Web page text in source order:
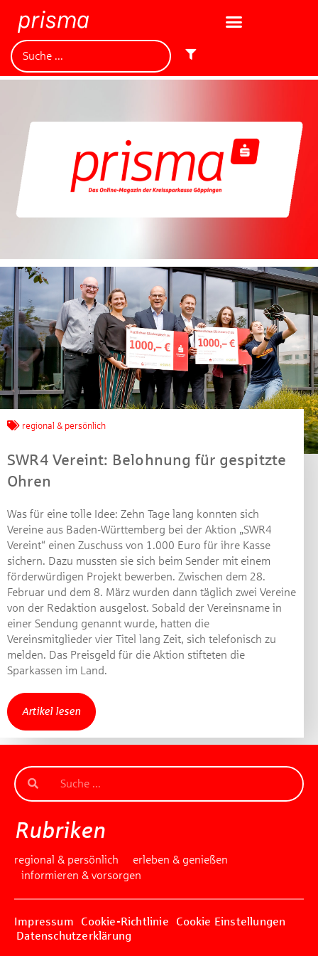
regional & persönlich
SWR4 Vereint: Belohnung für gespitzte
Ohren
Was für eine tolle Idee: Zehn Tage lang konnten sich
Vereine aus Baden-Württemberg bei der Aktion „SWR4
Vereint“ einen Zuschuss von 1.000 Euro für ihre Kasse
sichern. Dazu mussten sie sich beim Sender mit einem
förderwürdigen Projekt bewerben. Zwischen dem 28.
Februar und dem 8. März wurden dann täglich zwei Vereine
von der Redaktion ausgelost. Sobald der Vereinsname in
einer Sendung genannt wurde, hatten die
Vereinsmitglieder vier Titel lang Zeit, sich telefonisch zu
melden. Das Preisgeld für die Aktion stifteten die
Sparkassen im Land.
Artikel lesen
Rubriken
regional & persönlich
erleben & genießen
informieren & vorsorgen
Impressum Cookie-Richtlinie
Cookie Einstellungen
Datenschutzerklärung
Jetzt mitmachen und
gewinnen!
Dezember 2021 verlosen wir 10 Gutscheine des
Treffpunkt Gold der Kreissparkasse Göppingen im Wert
von je 30 Euro.
Beantworten Sie einfach folgende Frage:
Welches Jubiläum feiert die Kreissparkasse
Göppingen in diesem Jahr?
Gewinnspiel geschlossen